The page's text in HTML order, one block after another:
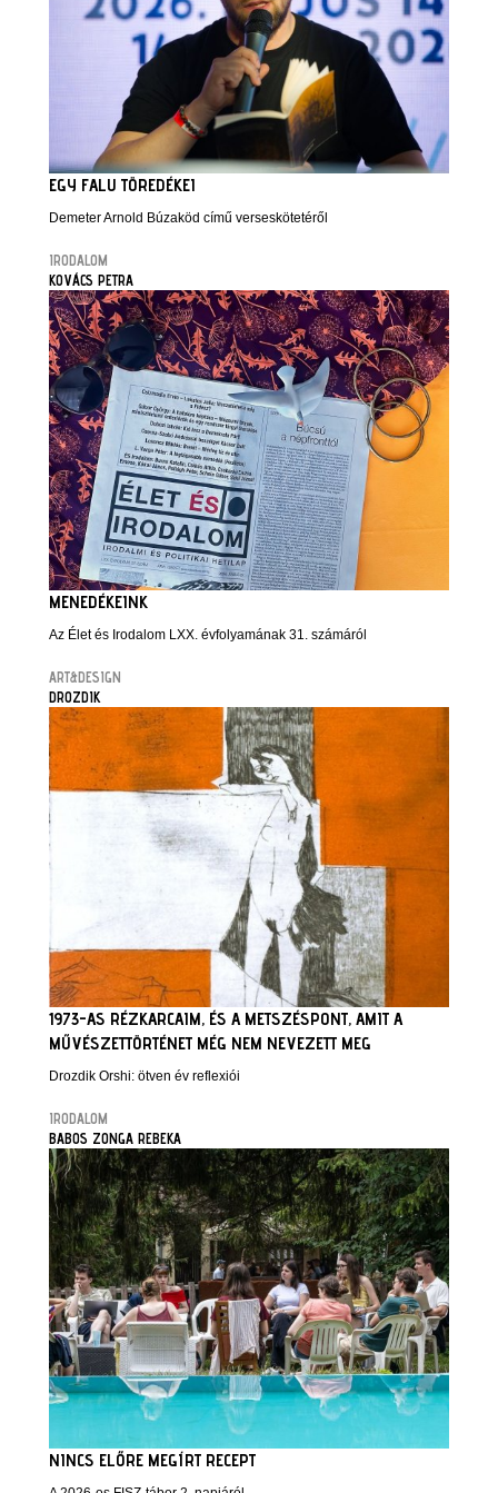
EGY FALU TÖREDÉKEI
Demeter Arnold Búzaköd című verseskötetéről
IRODALOM
KOVÁCS PETRA
MENEDÉKEINK
Az Élet és Irodalom LXX. évfolyamának 31. számáról
ART&DESIGN
DROZDIK
1973-AS RÉZKARCAIM, ÉS A METSZÉSPONT, AMIT A
MŰVÉSZETTÖRTÉNET MÉG NEM NEVEZETT MEG
Drozdik Orshi: ötven év reflexiói
IRODALOM
BABOS ZONGA REBEKA
NINCS ELŐRE MEGÍRT RECEPT